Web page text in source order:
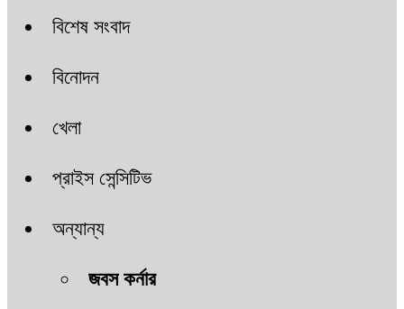
বিশেষ সংবাদ
বিনোদন
খেলা
প্রাইস সেন্সিটিভ
অন্যান্য
জবস কর্নার